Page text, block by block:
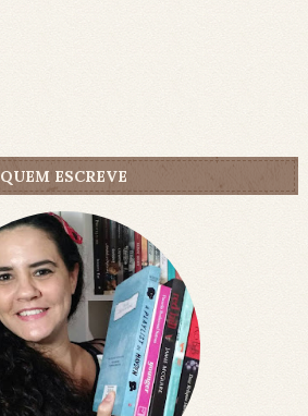
QUEM ESCREVE